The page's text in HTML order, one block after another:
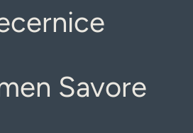
Savore